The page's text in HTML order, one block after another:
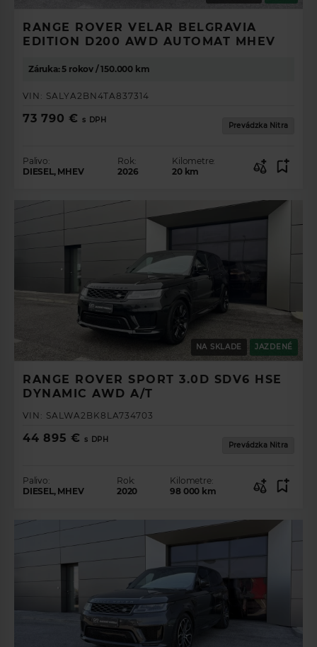
RANGE ROVER VELAR BELGRAVIA
EDITION D200 AWD AUTOMAT MHEV
Záruka: 5 rokov / 150.000 km
VIN: SALYA2BN4TA837314
73 790 € s DPH
Prevádzka Nitra
Palivo:
DIESEL, MHEV
Rok:
2026
Kilometre:
20 km
NA SKLADE JAZDENÉ
RANGE ROVER SPORT 3.0D SDV6 HSE
DYNAMIC AWD A/T
VIN: SALWA2BK8LA734703
44 895 € s DPH
Prevádzka Nitra
Palivo:
DIESEL, MHEV
Rok:
2020
Kilometre:
98 000 km